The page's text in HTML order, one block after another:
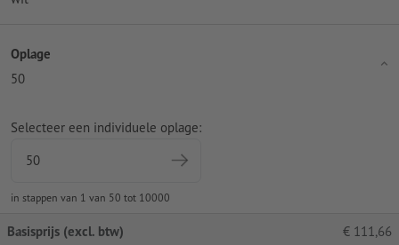
Oplage
50
Selecteer een individuele oplage:
in stappen van 1 van 50 tot 10000
Basisprijs (excl. btw) € 111,66